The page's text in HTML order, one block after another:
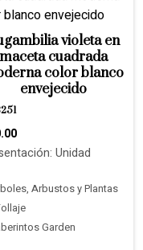
violeta en
maceta cuadrada
color blanco
envejecido
Unidad
Arbustos y Plantas
Garden